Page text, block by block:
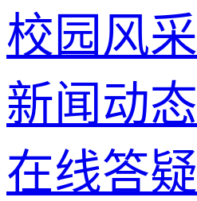
校园风采
新闻动态
在线答疑